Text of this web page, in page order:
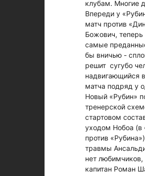
клубам. Многие
Впереди у
матч против
Божович,
самые
бы вничью -
решит сугубо
надвигающийся
матча подряд у
Новый «Рубин»
тренерской
стартовом
уходом Нобоа (в
против
травмы
нет любимчиков,
капитан Роман